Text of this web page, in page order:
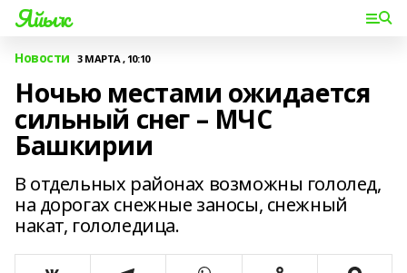
Яйыҡ
Новости 3 МАРТА , 10:10
Ночью местами ожидается
сильный снег – МЧС
Башкирии
В отдельных районах возможны гололед,
на дорогах снежные заносы, снежный
накат, гололедица.